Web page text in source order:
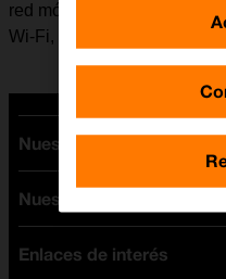
red móvil para conectarse
Wi-Fi, el móvil no utiliza
Nuestras tarifas
Tarifas Orange
Tarifas fibra y móvil
Tarifas móviles
Nuestros dispositivos
Ofertas en móviles
Enlaces de interés